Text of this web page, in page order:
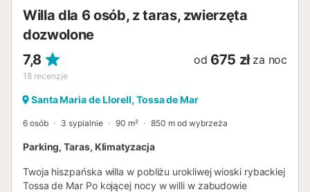
Willa dla 6 osób, z taras, zwierzęta
dozwolone
7,8
18 recenzje
od 675 zł za noc
Santa Maria de Llorell, Tossa de Mar
6 osób 3 sypialnie 90 m² 850 m od wybrzeża
Parking, Taras, Klimatyzacja
Twoja hiszpańska willa w pobliżu urokliwej wioski rybackiej
Tossa de Mar Po kojącej nocy w willi w zabudowie